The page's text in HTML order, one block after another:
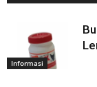
Informasi